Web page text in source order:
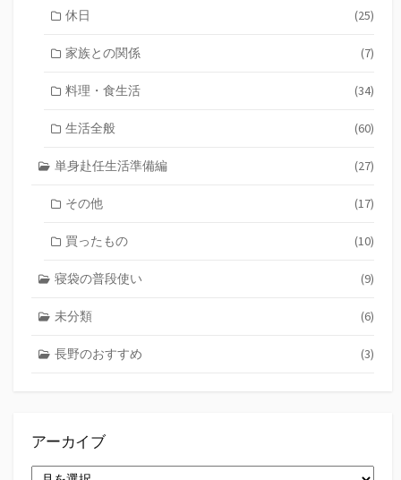
休日 (25)
家族との関係 (7)
料理・食生活 (34)
生活全般 (60)
単身赴任生活準備編 (27)
その他 (17)
買ったもの (10)
寝袋の普段使い (9)
未分類 (6)
長野のおすすめ (3)
アーカイブ